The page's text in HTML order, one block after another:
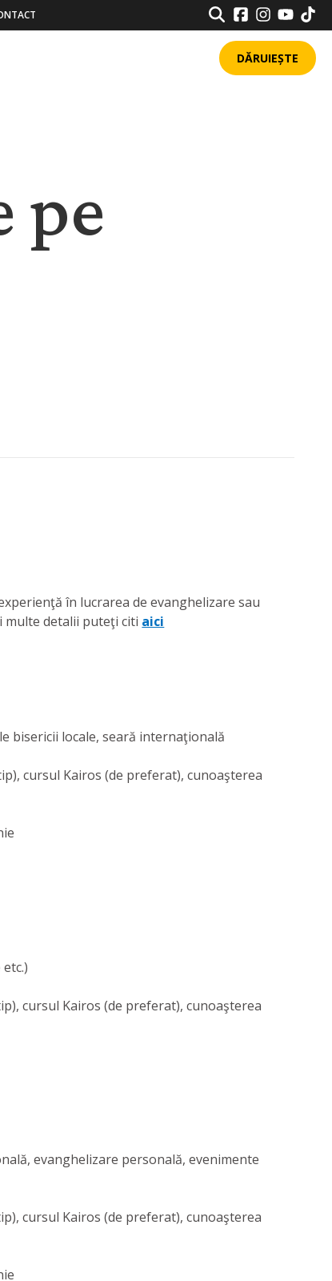
SEARCH
DĂRUIEȘTE
pe
în lucrarea de evanghelizare sau
multe detalii puteţi citi aici
bisericii locale, seară internaţională
cursul Kairos (de preferat), cunoaşterea
cursul Kairos (de preferat), cunoaşterea
evanghelizare personală, evenimente
cursul Kairos (de preferat), cunoaşterea